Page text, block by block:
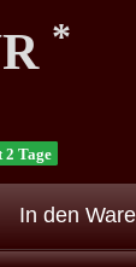
*
Tage
In den